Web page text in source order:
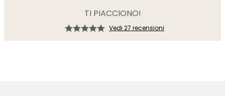
TI PIACCIONO!
Vedi 27 recensioni